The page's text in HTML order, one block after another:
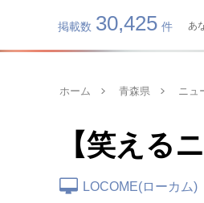
掲載数 30,425 件 あ
ホーム
青森県 ニュ
【笑える
LOCOME(ローカム)